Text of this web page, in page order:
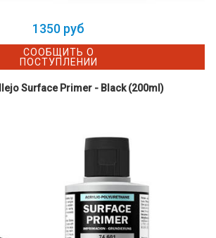
1350 руб
СООБЩИТЬ О
ПОСТУПЛЕНИИ
Surface Primer - Black (200ml)